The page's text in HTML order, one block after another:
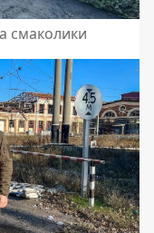
смаколики